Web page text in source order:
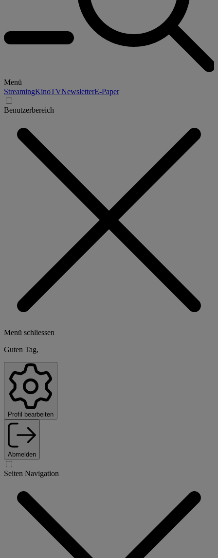
Menü
StreamingKinoTVNewsletterE-Paper
Benutzerbereich
Menü schliessen
Guten Tag,
Profil bearbeiten
Abmelden
Seiten Navigation